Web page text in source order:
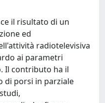
il risultato di un
ed
radiotelevisiva
ai parametri
Il contributo ha il
di porsi in parziale